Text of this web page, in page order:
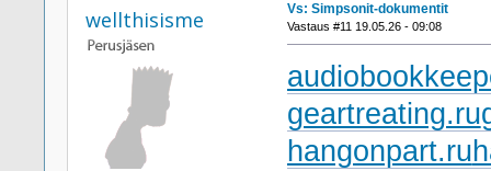
wellthisisme Vs: Simpsonit-dokumentit
Vastaus #11 19.05.26 - 09:08
geartreating.ru
hangonpart.ru